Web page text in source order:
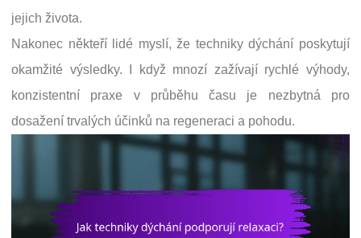
jejich života.
Nakonec někteří lidé myslí, že techniky dýchání poskytují
okamžité výsledky. I když mnozí zažívají rychlé výhody,
konzistentní praxe v průběhu času je nezbytná pro
dosažení trvalých účinků na regeneraci a pohodu.